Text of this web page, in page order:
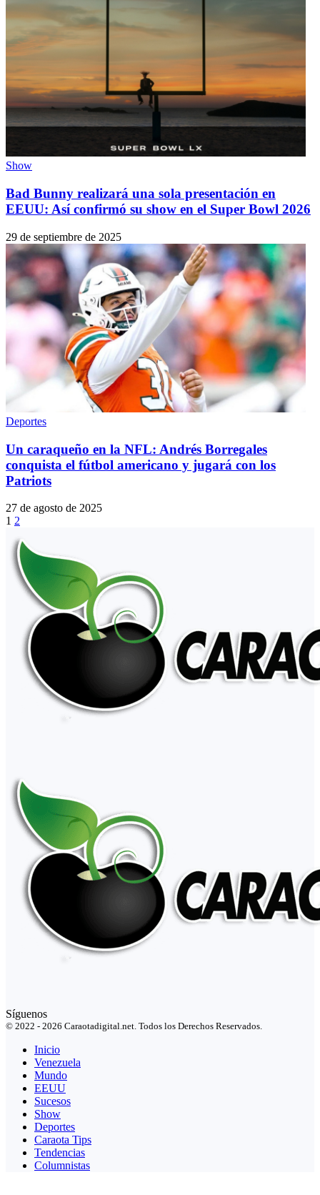
Show
Bad Bunny realizará una sola presentación en
EEUU: Así confirmó su show en el Super Bowl 2026
29 de septiembre de 2025
Deportes
Un caraqueño en la NFL: Andrés Borregales
conquista el fútbol americano y jugará con los
Patriots
27 de agosto de 2025
1 2
Síguenos
© 2022 - 2026 Caraotadigital.net. Todos los Derechos Reservados.
Inicio
Venezuela
Mundo
EEUU
Sucesos
Show
Deportes
Caraota Tips
Tendencias
Columnistas